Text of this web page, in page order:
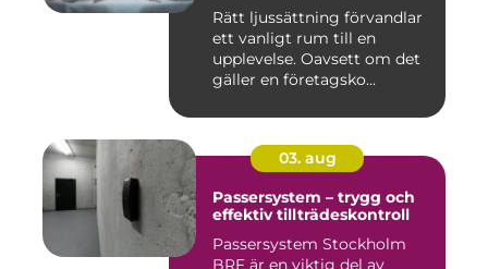
Rätt ljussättning förvandlar
ett vanligt rum till en
upplevelse. Oavsett om det
gäller en företagsko...
03. aug
Passersystem – trygg och
effektiv tillträdeskontroll
Passersystem Stockholm
BRF är en viktig del av